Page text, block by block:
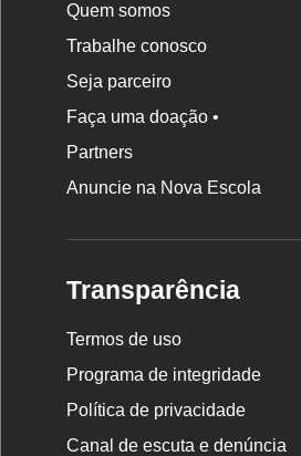
Quem somos
Trabalhe conosco
Seja parceiro
Faça uma doação •
Partners
Anuncie na Nova Escola
Transparência
Termos de uso
Programa de integridade
Política de privacidade
Canal de escuta e denúncia